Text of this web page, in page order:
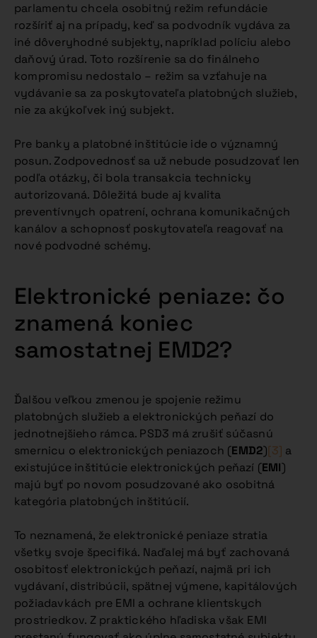
parlamentu chcela osobitný režim refundácie
rozšíriť aj na prípady, keď sa podvodník vydáva za
iné dôveryhodné subjekty, napríklad políciu alebo
daňový úrad. Toto rozšírenie sa do finálneho
kompromisu nedostalo – režim sa vzťahuje na
vydávanie sa za poskytovateľa platobných služieb,
nie za akýkoľvek iný subjekt.
Pre banky a platobné inštitúcie ide o významný
posun. Zodpovednosť sa už nebude posudzovať len
podľa otázky, či bola transakcia technicky
autorizovaná. Dôležitá bude aj kvalita
preventívnych opatrení, ochrana komunikačných
kanálov a schopnosť poskytovateľa reagovať na
nové podvodné schémy.
Elektronické peniaze: čo
znamená koniec
samostatnej EMD2?
Ďalšou veľkou zmenou je spojenie režimu
platobných služieb a elektronických peňazí do
jednotnejšieho rámca. PSD3 má zrušiť súčasnú
smernicu o elektronických peniazoch (EMD2)[3] a
existujúce inštitúcie elektronických peňazí (EMI)
majú byť po novom posudzované ako osobitná
kategória platobných inštitúcií.
To neznamená, že elektronické peniaze stratia
všetky svoje špecifiká. Naďalej má byť zachovaná
osobitosť elektronických peňazí, najmä pri ich
vydávaní, distribúcii, spätnej výmene, kapitálových
požiadavkách pre EMI a ochrane klientskych
prostriedkov. Z praktického hľadiska však EMI